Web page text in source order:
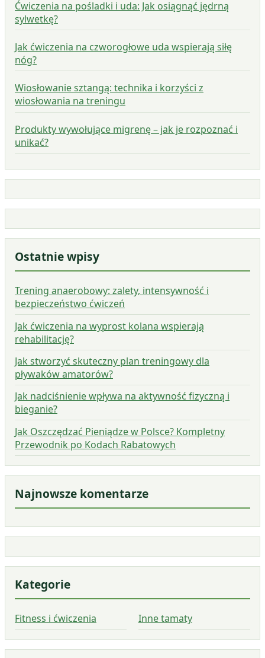
Ćwiczenia na pośladki i uda: Jak osiągnąć jędrną
sylwetkę?
Jak ćwiczenia na czworogłowe uda wspierają siłę
nóg?
Wiosłowanie sztangą: technika i korzyści z
wiosłowania na treningu
Produkty wywołujące migrenę – jak je rozpoznać i
unikać?
Ostatnie wpisy
Trening anaerobowy: zalety, intensywność i
bezpieczeństwo ćwiczeń
Jak ćwiczenia na wyprost kolana wspierają
rehabilitację?
Jak stworzyć skuteczny plan treningowy dla
pływaków amatorów?
Jak nadciśnienie wpływa na aktywność fizyczną i
bieganie?
Jak Oszczędzać Pieniądze w Polsce? Kompletny
Przewodnik po Kodach Rabatowych
Najnowsze komentarze
Kategorie
Fitness i ćwiczenia Inne tamaty